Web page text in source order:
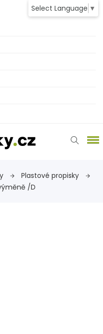
Select Language ▼
Plastové propisky
/D